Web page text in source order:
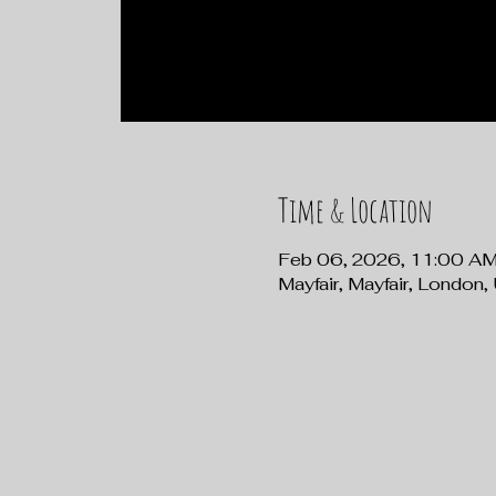
Time & Location
Feb 06, 2026, 11:00
Mayfair, Mayfair, London,